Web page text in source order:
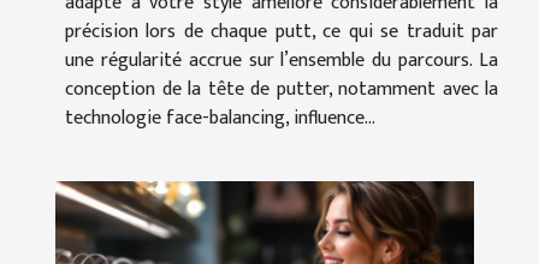
précision lors de chaque putt, ce qui se traduit par
une régularité accrue sur l’ensemble du parcours. La
conception de la tête de putter, notamment avec la
technologie face-balancing, influence...